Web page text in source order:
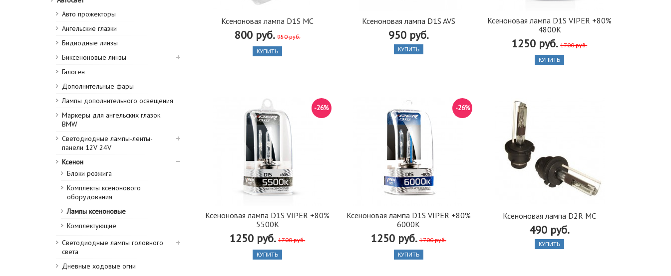
6200 к
8000 к
12000 к
Н11
HB3 (9005)
4
HB4 (9006)
4
H27
3
Авто прожекторы
Ангельские глазки
Бидиодные линзы
Биксеноновые линзы
Галоген
Дополнительные фары
Лампы дополнительного освещения
Маркеры для ангельских глазок
BMW
Светодиодные лампы-ленты-
панели 12V 24V
Ксенон
Блоки розжига
Комплекты ксенонового
оборудования
Лампы ксеноновые
Комплектующие
Светодиодные лампы головного
света
Дневные ходовые огни
Ксеноновая лампа D1S MC
800 руб. 950 руб.
КУПИТЬ
Ксеноновая лампа D1S AVS
950 руб.
КУПИТЬ
Ксеноновая лампа D1S VIPER +80%
4800K
1250 руб. 1700 руб.
КУПИТЬ
Ксеноновая лампа D1S VIPER +80%
5500K
1250 руб. 1700 руб.
-26%
КУПИТЬ
Ксеноновая лампа D1S VIPER +80%
6000K
1250 руб. 1700 руб.
-26%
КУПИТЬ
Ксеноновая лампа D2R MC
490 руб.
КУПИТЬ